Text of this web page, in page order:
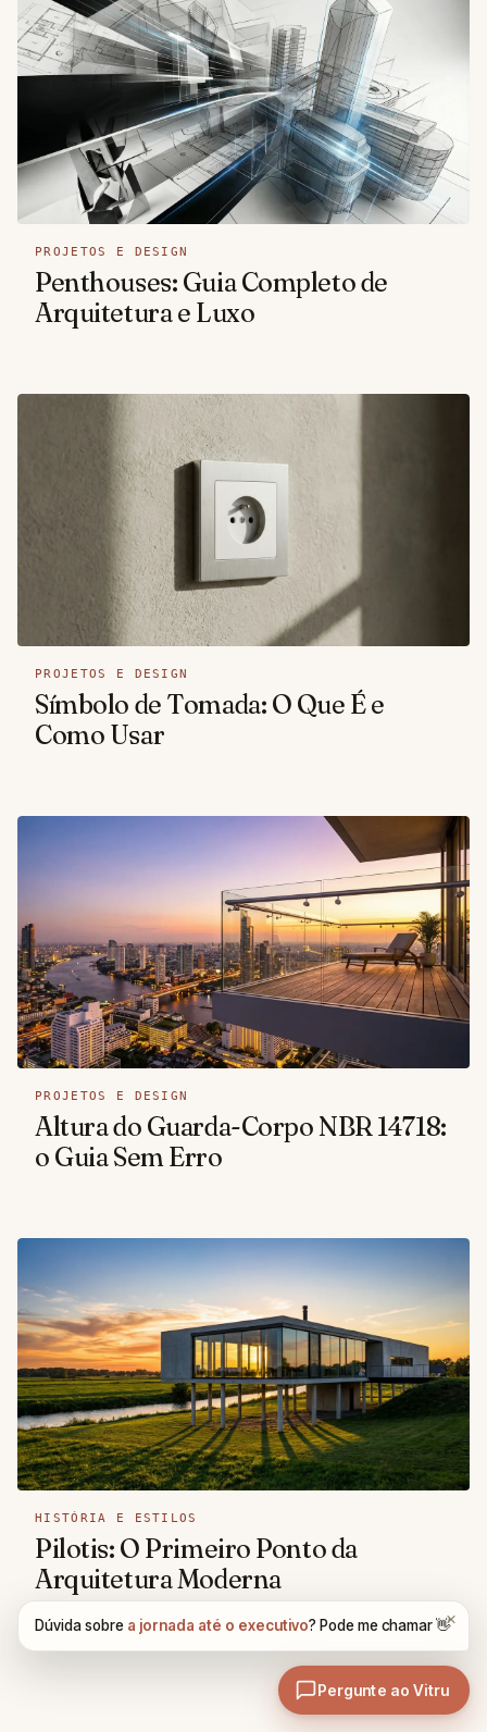
PROJETOS E DESIGN
Penthouses: Guia Completo de
Arquitetura e Luxo
PROJETOS E DESIGN
Símbolo de Tomada: O Que É e
Como Usar
PROJETOS E DESIGN
Altura do Guarda-Corpo NBR 14718:
o Guia Sem Erro
HISTÓRIA E ESTILOS
Pilotis: O Primeiro Ponto da
Arquitetura Moderna